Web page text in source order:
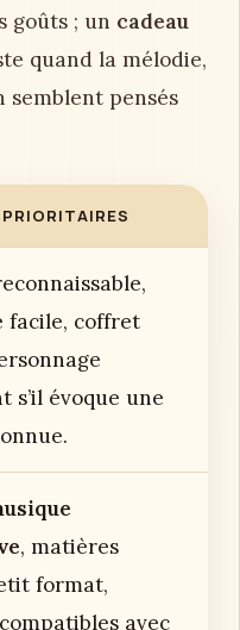
goûts ; un cadeau
quand la mélodie,
pensés
facile, coffret
s’il évoque une
, matières
format,
avec